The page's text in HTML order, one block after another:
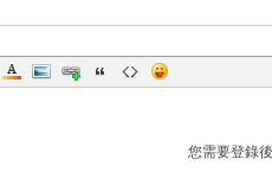
您需要登錄